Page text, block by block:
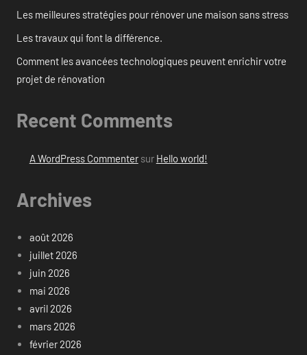
Les meilleures stratégies pour rénover une maison sans stress
Les travaux qui font la différence.
Comment les avancées technologiques peuvent enrichir votre
projet de rénovation
Recent Comments
A WordPress Commentersur Hello world!
Archives
août 2026
juillet 2026
juin 2026
mai 2026
avril 2026
mars 2026
février 2026